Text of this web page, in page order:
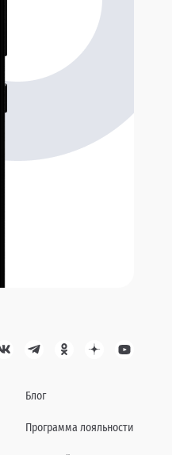
Блог
Программа лояльности